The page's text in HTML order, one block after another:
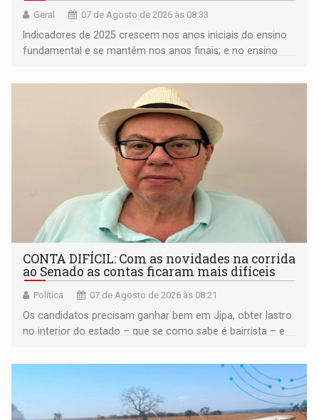
Geral 07 de Agosto de 2026 às 08:33
Indicadores de 2025 crescem nos anos iniciais do ensino
fundamental e se mantêm nos anos finais; e no ensino
CONTA DIFÍCIL: Com as novidades na corrida
ao Senado as contas ficaram mais difíceis
Política 07 de Agosto de 2026 às 08:21
Os candidatos precisam ganhar bem em Jipa, obter lastro
no interior do estado – que se como sabe é bairrista – e
garantir